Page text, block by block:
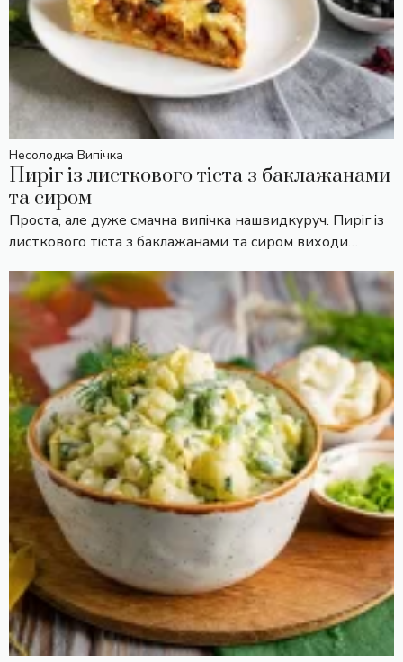
Несолодка Випічка
Пиріг із листкового тіста з баклажанами
та сиром
Проста, але дуже смачна випічка нашвидкуруч. Пиріг із
листкового тіста з баклажанами та сиром виходи…